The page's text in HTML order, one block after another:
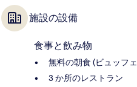
施設の設備
食事と飲み物
無料の朝食 (ビュッフ
3 か所のレストラン